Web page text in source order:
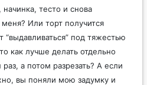
тесто и снова
Или торт получится
под тяжестью
как лучше делать отдельно
а потом разрезать? А если
вы поняли мою задумку и